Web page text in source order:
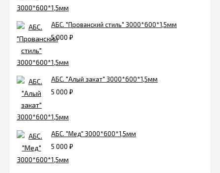
АБС. "Прованский стиль" 3000*600*1,5мм
5 000 ₽
АБС. "Алый закат" 3000*600*1,5мм
5 000 ₽
АБС. "Мед" 3000*600*1,5мм
5 000 ₽